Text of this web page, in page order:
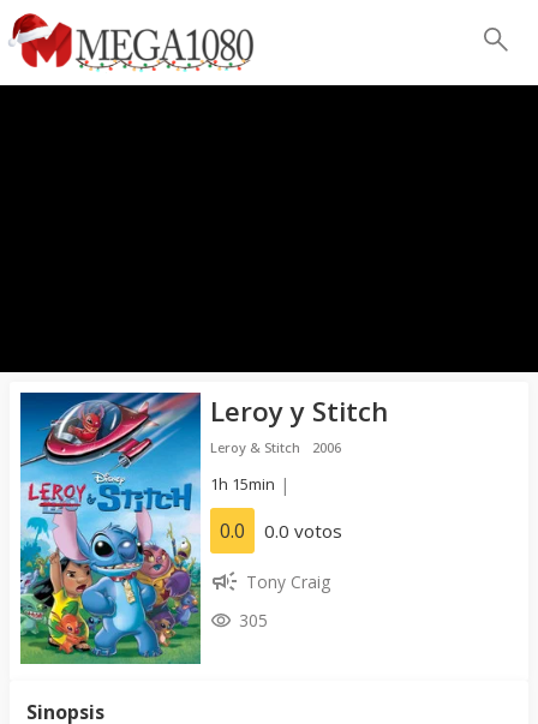
Leroy y Stitch
Leroy & Stitch 2006
1h 15min |
0.0 0.0 votos
Tony Craig
305
Sinopsis